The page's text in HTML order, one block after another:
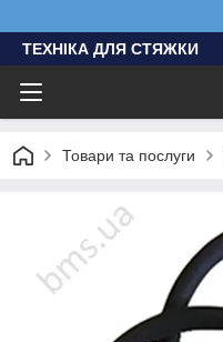
ТЕХНІКА ДЛЯ СТЯЖКИ
Товари та послуги